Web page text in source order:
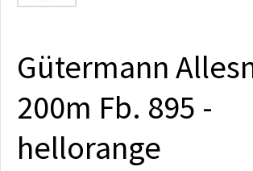
Gütermann
200m Fb. 895 -
hellorange